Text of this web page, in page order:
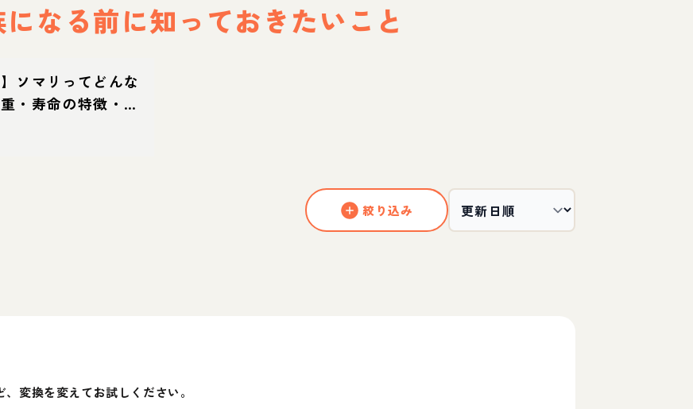
になる前に知っておきたいこと
ソマリってどんな
・寿命の特徴・迎
絞り込み
変換を変えてお試しください。